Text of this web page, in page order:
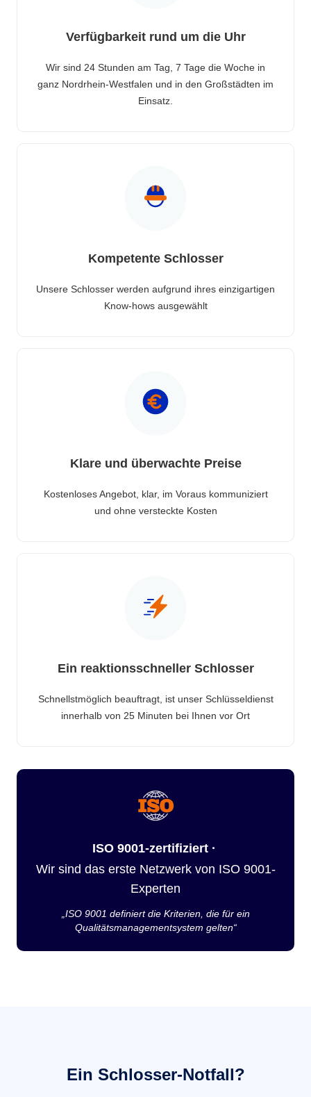
Verfügbarkeit rund um die Uhr
Wir sind 24 Stunden am Tag, 7 Tage die Woche in
ganz Nordrhein-Westfalen und in den Großstädten im
Einsatz.
Kompetente Schlosser
Unsere Schlosser werden aufgrund ihres einzigartigen
Know-hows ausgewählt
Klare und überwachte Preise
Kostenloses Angebot, klar, im Voraus kommuniziert
und ohne versteckte Kosten
Ein reaktionsschneller Schlosser
Schnellstmöglich beauftragt, ist unser Schlüsseldienst
innerhalb von 25 Minuten bei Ihnen vor Ort
ISO 9001-zertifiziert ·
Wir sind das erste Netzwerk von ISO 9001-
Experten
„ISO 9001 definiert die Kriterien, die für ein
Qualitätsmanagementsystem gelten“
Ein Schlosser-Notfall?